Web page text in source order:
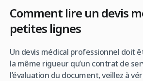
Comment lire un devis
petites lignes
Un devis médical professionnel doit
la même rigueur qu’un contrat de
l’évaluation du document, veillez à